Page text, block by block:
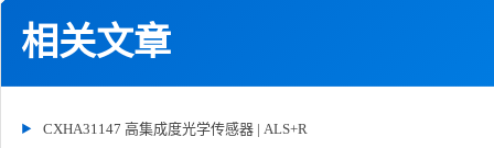
相关文章
CXHA31147 高集成度光学传感器 | ALS+R